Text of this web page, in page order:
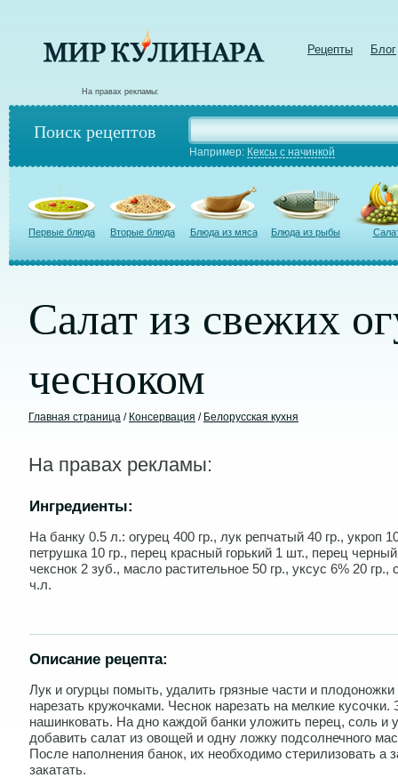
Рецепты Блог
На правах рекламы:
Поиск рецептов
Например: Кексы с начинкой
Первые блюда Вторые блюда Блюда из мяса Блюда из рыбы
Салат из свежих
чесноком
Главная страница / Консервация / Белорусская кухня
На правах рекламы:
Ингредиенты:
На банку 0.5 л.: огурец 400 гр., лук репчатый 40 гр., укроп
петрушка 10 гр., перец красный горький 1 шт., перец
чекснок 2 зуб., масло растительное 50 гр., уксус 6% 20 гр.,
ч.л.
Описание рецепта:
Лук и огурцы помыть, удалить грязные части и плодоножки
нарезать кружочками. Чеснок нарезать на мелкие кусочки.
нашинковать. На дно каждой банки уложить перец, соль и
добавить салат из овощей и одну ложку подсолнечного
После наполнения банок, их необходимо стерилизовать а
закатать.